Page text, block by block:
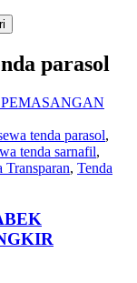
parasol
tenda parasol,
tenda sarnafil,
Transparan, Tenda